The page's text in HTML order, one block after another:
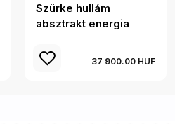
Szürke hullám
absztrakt energia
37 900.00 HUF